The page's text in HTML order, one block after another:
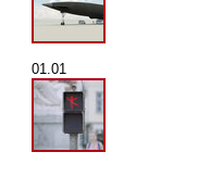
01.01